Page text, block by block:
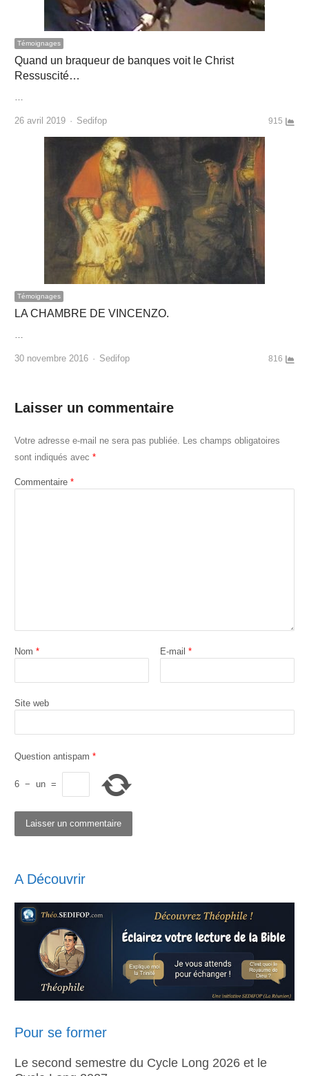
Témoignages
Quand un braqueur de banques voit le Christ
Ressuscité…
…
26 avril 2019 Author
Sedifop 915
Témoignages
LA CHAMBRE DE VINCENZO.
…
30 novembre 2016 Author
Sedifop 816
Laisser un commentaire
Votre adresse e-mail ne sera pas publiée.
Les champs obligatoires
sont indiqués avec *
Commentaire *
Nom * E-mail*
Site web
Question antispam *
6 − un =
A Découvrir
Pour se former
Le second semestre du Cycle Long 2026 et le